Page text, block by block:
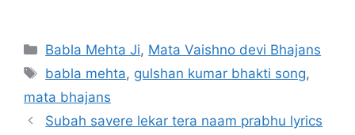
Categories
Babla Mehta Ji, Mata Vaishno devi Bhajans
Tags
babla mehta, gulshan kumar bhakti song,
mata bhajans
Subah savere lekar tera naam prabhu lyrics